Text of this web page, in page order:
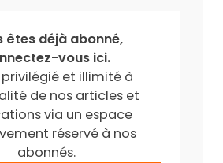
êtes déjà abonné,
vous ici.
et illimité à
de nos articles et
via un espace
réservé à nos
abonnés.